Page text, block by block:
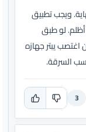
ويجب تطبيق
لو طبق
يبتر جهازه
السرقة.
3